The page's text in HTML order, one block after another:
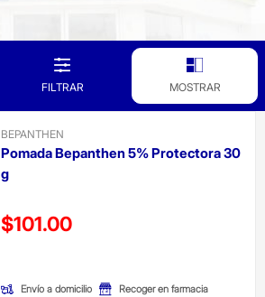
FILTRAR MOSTRAR
BEPANTHEN
Pomada Bepanthen 5% Protectora 30
g
Precio reducido de
$101.00
Envío a domicilio Recoger en farmacia